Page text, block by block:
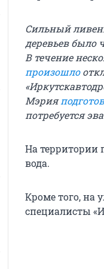
Сильный
деревьев было
В течение
произошло
Мэрия
потребуется
На территории
вода.
Кроме того, на
специалисты